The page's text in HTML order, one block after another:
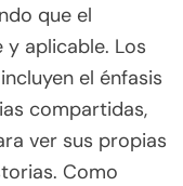
que el
aplicable. Los
el énfasis
compartidas,
ver sus propias
Como